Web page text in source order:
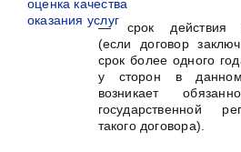
— срок действия
(если договор
срок более одного
у сторон в
возникает
государственной
такого договора).
оценка качества
оказания услуг